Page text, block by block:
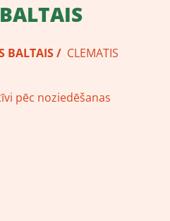
BALTAIS / CLEMATIS
pēc noziedēšanas